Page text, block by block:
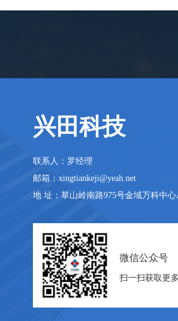
兴田科技
联系人：罗经理
邮箱：xingtiankeji@yeah.net
地 址：草山岭南路975号金域万科中心
微信公众号
扫一扫获取更